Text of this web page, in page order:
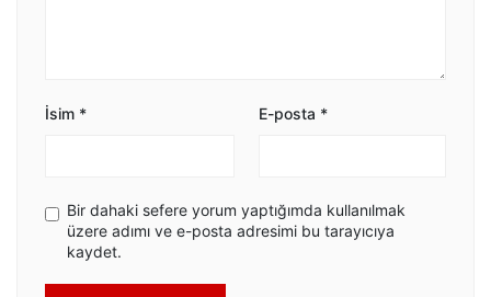
İsim * E-posta *
Bir dahaki sefere yorum yaptığımda kullanılmak
üzere adımı ve e-posta adresimi bu tarayıcıya
kaydet.